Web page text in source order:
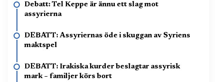
Debatt: Tel Keppe är ännu ett slag mot
assyrierna
DEBATT: Assyriernas öde i skuggan av Syriens
maktspel
DEBATT: Irakiska kurder beslagtar assyrisk
mark – familjer körs bort